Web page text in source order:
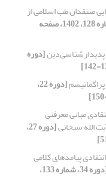
منتقدان طب اسلامی از
[دوره 32، شماره 128، 1402، صفحه
پدیدارشناسی‌دین[دوره
[دوره 22،
مبانی معرفتی
الله سبحانی [دوره 27،
پیامدهای کلامی
[دوره 34، شماره 133،